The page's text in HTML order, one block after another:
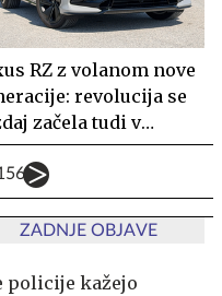
RZ z volanom nove
revolucija se
začela tudi v
ZADNJE OBJAVE
policije kažejo